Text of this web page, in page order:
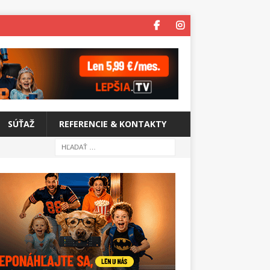
SÚŤAŽ REFERENCIE & KONTAKTY